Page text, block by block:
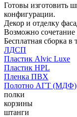
Готовы изготовить
конфигурации.
Декор и отделку
Возможно сочетание
Бесплатная сборка в
ЛДСП
Пластик Alvic Luxe
Пластик HPL
Пленка ПВХ
Полотно АГТ (МДФ)
полки
корзины
штанги